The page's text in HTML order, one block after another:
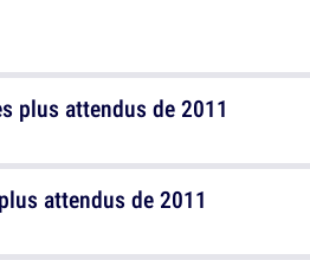
plus attendus de 2011
attendus de 2011